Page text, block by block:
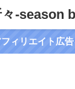
々-season
ィリエイト広